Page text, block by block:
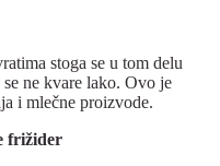
stoga se u tom delu
ne kvare lako. Ovo je
i mlečne proizvode.
frižider